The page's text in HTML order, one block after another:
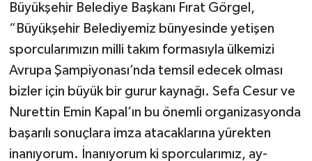
Büyükşehir Belediye Başkanı Fırat Görgel,
“Büyükşehir Belediyemiz bünyesinde yetişen
sporcularımızın milli takım formasıyla ülkemizi
Avrupa Şampiyonası’nda temsil edecek olması
bizler için büyük bir gurur kaynağı. Sefa Cesur ve
Nurettin Emin Kapal’ın bu önemli organizasyonda
başarılı sonuçlara imza atacaklarına yürekten
inanıyorum. İnanıyorum ki sporcularımız, ay-